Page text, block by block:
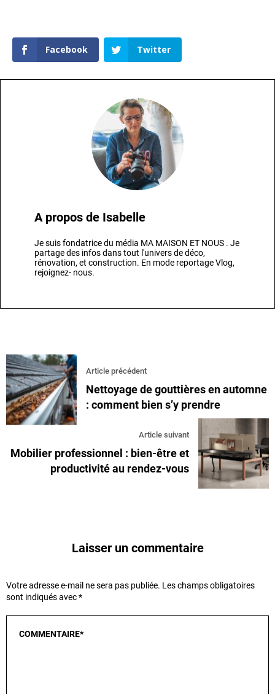
Facebook Twitter
A propos de Isabelle
Je suis fondatrice du média MA MAISON ET NOUS . Je
partage des infos dans tout l'univers de déco,
rénovation, et construction. En mode reportage Vlog,
rejoignez- nous.
Article précédent
Nettoyage de gouttières en automne
: comment bien s’y prendre
Article suivant
Mobilier professionnel : bien-être et
productivité au rendez-vous
Laisser un commentaire
Votre adresse e-mail ne sera pas publiée. Les champs obligatoires
sont indiqués avec*